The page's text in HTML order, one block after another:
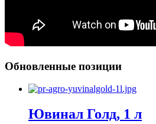
Обновленные позиции
Ювинал Голд, 1 л